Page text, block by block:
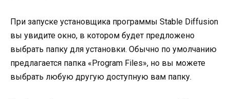
При запуске установщика программы Stable Diffusion
вы увидите окно, в котором будет предложено
выбрать папку для установки. Обычно по умолчанию
предлагается папка «Program Files», но вы можете
выбрать любую другую доступную вам папку.